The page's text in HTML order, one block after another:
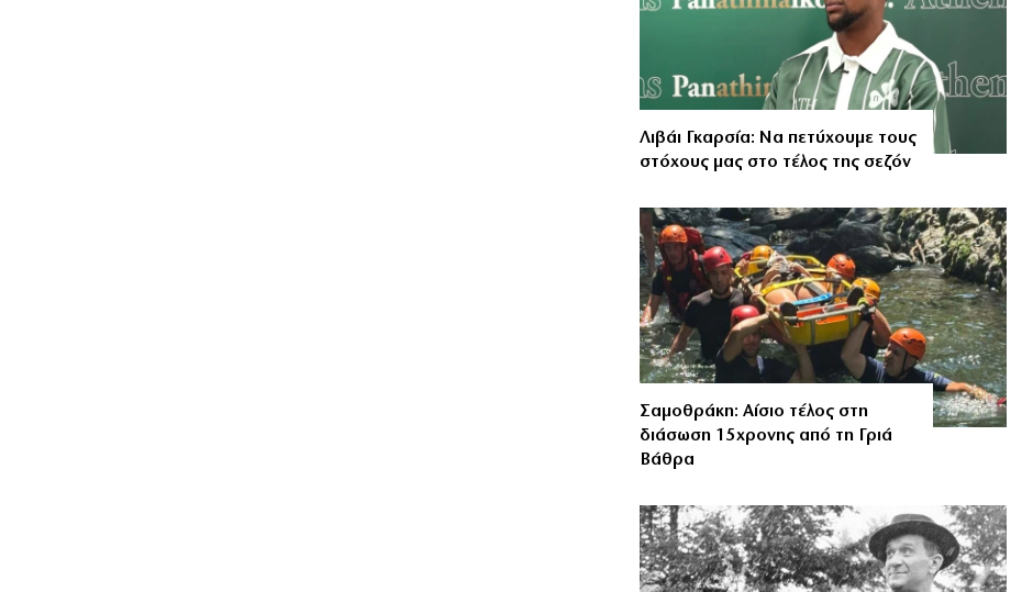
Λιβάι Γκαρσία: Να πετύχουμε τους
στόχους μας στο τέλος της σεζόν
Σαμοθράκη: Αίσιο τέλος στη
διάσωση 15χρονης από τη Γριά
Βάθρα